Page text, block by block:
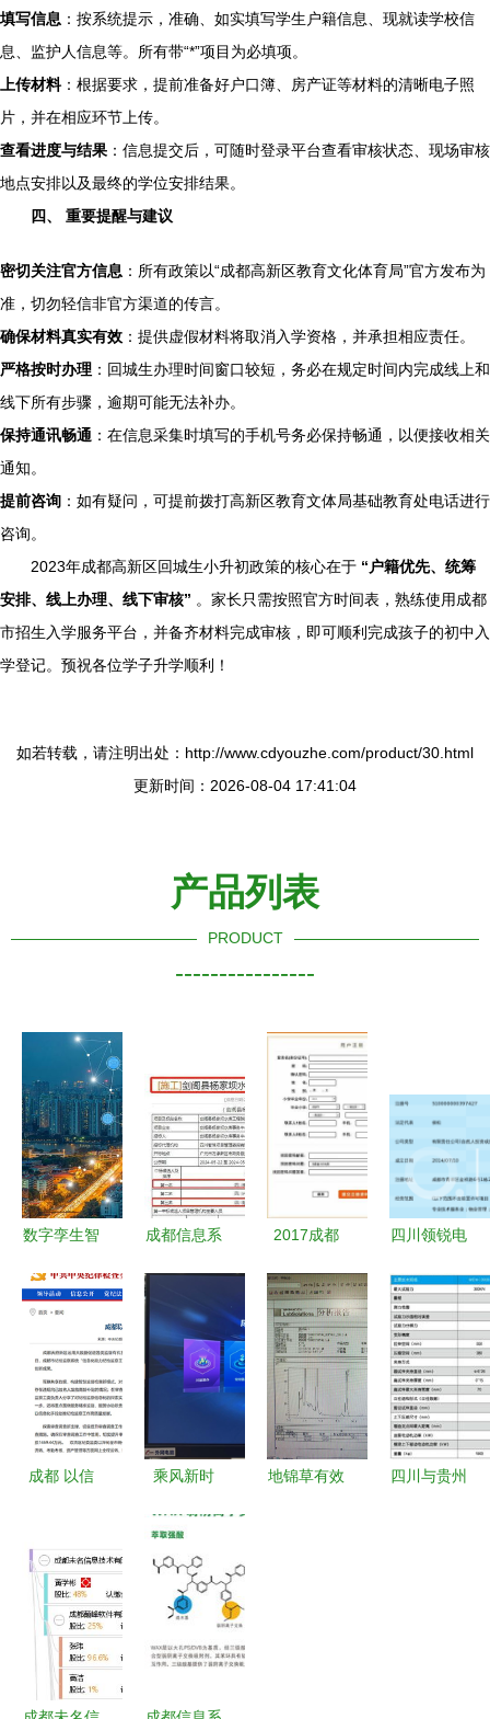
填写信息 ：按系统提示，准确、如实填写学生户籍信息、现就读学校信
息、监护人信息等。所有带“*”项目为必填项。
上传材料：根据要求，提前准备好户口簿、房产证等材料的清晰电子照
片，并在相应环节上传。
查看进度与结果 ：信息提交后，可随时登录平台查看审核状态、现场审核
地点安排以及最终的学位安排结果。
四、 重要提醒与建议
密切关注官方信息 ：所有政策以“成都高新区教育文化体育局”官方发布为
准，切勿轻信非官方渠道的传言。
确保材料真实有效 ：提供虚假材料将取消入学资格，并承担相应责任。
严格按时办理 ：回城生办理时间窗口较短，务必在规定时间内完成线上和
线下所有步骤，逾期可能无法补办。
保持通讯畅通 ：在信息采集时填写的手机号务必保持畅通，以便接收相关
通知。
提前咨询 ：如有疑问，可提前拨打高新区教育文体局基础教育处电话进行
咨询。
2023年成都高新区回城生小升初政策的核心在于 “户籍优先、统筹
安排、线上办理、线下审核” 。家长只需按照官方时间表，熟练使用成都
市招生入学服务平台，并备齐材料完成审核，即可顺利完成孩子的初中入
学登记。预祝各位学子升学顺利！
如若转载，请注明出处：http://www.cdyouzhe.com/product/30.html
更新时间：2026-08-04 17:41:04
产品列表
PRODUCT
----------------
数字孪生智
三维可视化
成都远石助
力的智慧信
息系统实践
成都信息系
刃直击围标
串标，广元
市6800万
2017成都
信息采集流
程全指导，
家长必看！
轻松搞定成
都信息系统
四川领锐电
都信息系统
数智化电力
管理的先锋
实践
成都 以信
高质量发展
乘风新时
征程——新
政务服务中
心运行一周
成都高新区
政务服务信
地锦草有效
四川与贵州